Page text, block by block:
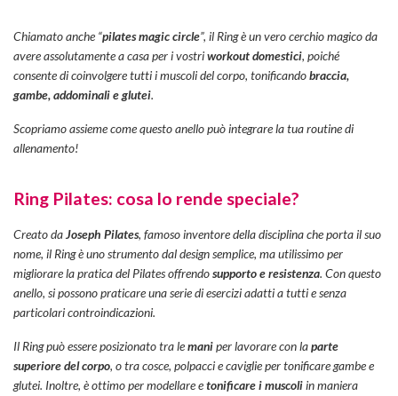
Chiamato anche “pilates magic circle”, il Ring è un vero cerchio magico da
avere assolutamente a casa per i vostriworkout domestici, poiché
consente di coinvolgere tutti i muscoli del corpo, tonificandobraccia,
gambe, addominali e glutei.
Scopriamo assieme come questo anello può integrare la tua routine di
allenamento!
Ring Pilates: cosa lo rende speciale?
Creato daJoseph Pilates, famoso inventore della disciplina che porta il suo
nome, il Ring è uno strumento dal design semplice, ma utilissimo per
migliorare la pratica del Pilates offrendosupporto e resistenza. Con questo
anello, si possono praticare una serie di esercizi adatti a tutti e senza
particolari controindicazioni.
Il Ring può essere posizionato tra lemaniper lavorare con laparte
superiore del corpo, o tra cosce, polpacci e caviglie per tonificare gambe e
glutei. Inoltre, è ottimo per modellare etonificare i muscoliin maniera